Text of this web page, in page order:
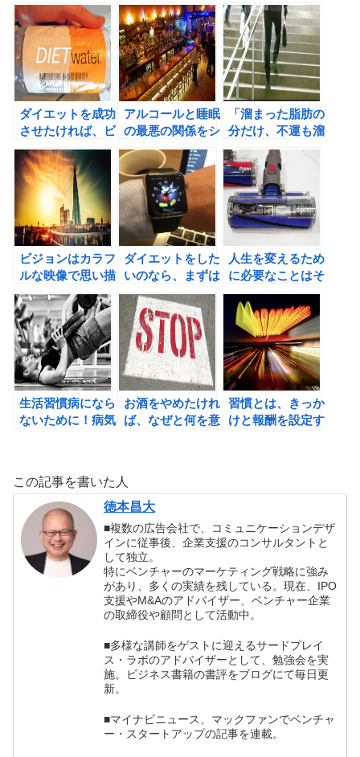
の「人生を変える
習慣のつくり方」
の書評
ターになろうの書
評。
ダイエットを成功
させたければ、ビ
ジョンを作れ！
アルコールと睡眠
の最悪の関係をシ
ョーン・スティー
ブンソンから学
ぶ！
「溜まった脂肪の
分だけ、不運も溜
まる。」という早
川勝氏の言葉は本
当か？
ビジョンはカラフ
ルな映像で思い描
こう！目標を映像
で達成する技術。
ダイエットをした
いのなら、まずは
決めることから始
めよう！
人生を変えるため
に必要なことはそ
うじかもしれな
い。2週間で人生
を取り戻す! 勝間
式汚部屋脱出プロ
グラム（勝間和代
著）の書評
生活習慣病になら
ないために！病気
お酒をやめたけれ
ば、なぜと何を意
習慣とは、きっか
けと報酬を設定す
この記事を書いた人
徳本昌大
■複数の広告会社で、コミュニケーションデザ
インに従事後、企業支援のコンサルタントと
して独立。
特にベンチャーのマーケティング戦略に強み
があり、多くの実績を残している。現在、IPO
支援やM&Aのアドバイザー、ベンチャー企業
の取締役や顧問として活動中。
■多様な講師をゲストに迎えるサードプレイ
ス・ラボのアドバイザーとして、勉強会を実
施。ビジネス書籍の書評をブログにて毎日更
新。
■マイナビニュース、マックファンでベンチャ
ー・スタートアップの記事を連載。